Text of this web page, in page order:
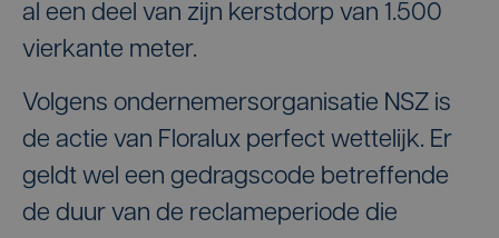
al een deel van zijn kerstdorp van 1.500
vierkante meter.
Volgens ondernemersorganisatie NSZ is
de actie van Floralux perfect wettelijk. Er
geldt wel een gedragscode betreffende
de duur van de reclameperiode die